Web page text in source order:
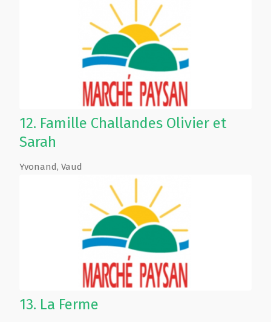
12. Famille Challandes Olivier et
Sarah
Yvonand, Vaud
13. La Ferme